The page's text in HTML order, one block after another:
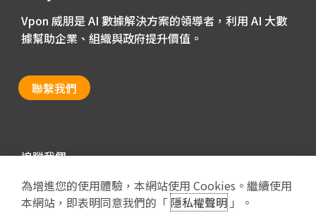
Vpon 威朋是 AI 數據解決方案的領導者，利用 AI 大數
據幫助企業、組織與政府提升價值。
聯繫我們
追蹤我們
為增進您的使用體驗，本網站使用 Cookies。繼續使用
本網站，即表明同意我們的「隱私權聲明」。